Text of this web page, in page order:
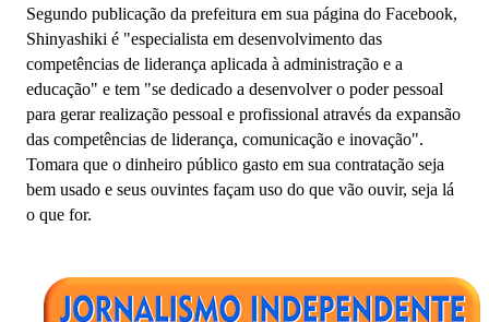
Segundo publicação da prefeitura em sua página do Facebook,
Shinyashiki é "especialista em desenvolvimento das
competências de liderança aplicada à administração e a
educação" e tem "se dedicado a desenvolver o poder pessoal
para gerar realização pessoal e profissional através da expansão
das competências de liderança, comunicação e inovação".
Tomara que o dinheiro público gasto em sua contratação seja
bem usado e seus ouvintes façam uso do que vão ouvir, seja lá
o que for.